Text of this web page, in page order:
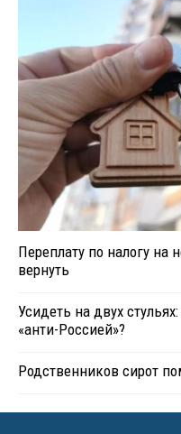
Переплату по налогу
вернуть
Усидеть на двух
«анти-Россией»?
Родственников сирот